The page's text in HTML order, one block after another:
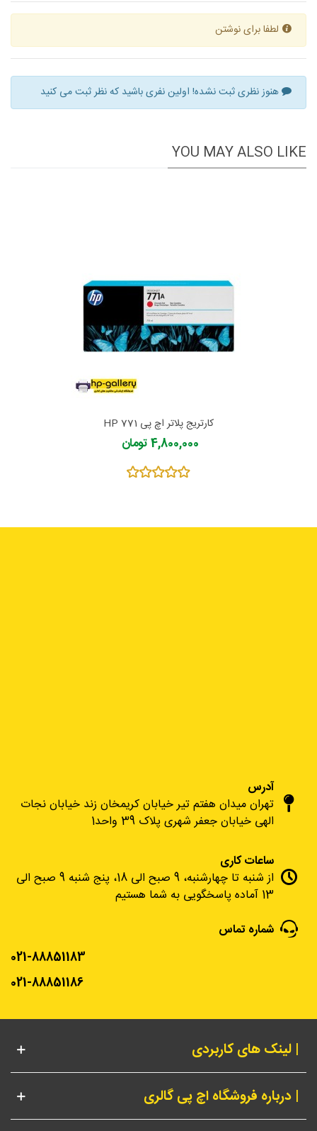
لطفا برای نوشتن
هنوز نظری ثبت نشده! اولین نفری باشید که نظر ثبت می کنید
YOU MAY ALSO LIKE
کارتریج پلاتر اچ پی 771 HP
4,800,000 تومان
آدرس
تهران میدان هفتم تیر خیابان کریمخان زند خیابان نجات
الهی خیابان جعفر شهری پلاک 39 واحد1
ساعات کاری
از شنبه تا چهارشنبه، 9 صبح الی 18، پنج شنبه 9 صبح الی
13 آماده پاسخگویی به شما هستیم
شماره تماس
021-88851183
021-88851186
| لینک های کاربردی
| درباره فروشگاه اچ پی گالری